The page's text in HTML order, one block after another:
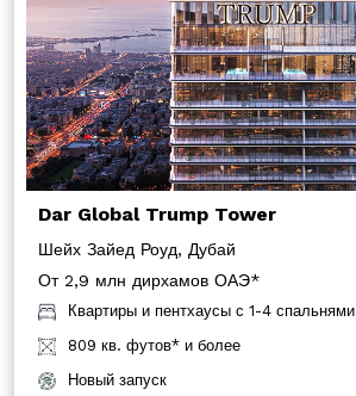
Dar Global Trump Tower
Шейх Зайед Роуд, Дубай
От 2,9 млн дирхамов ОАЭ*
Квартиры и пентхаусы с 1-4 спальнями
809 кв. футов* и более
Новый запуск